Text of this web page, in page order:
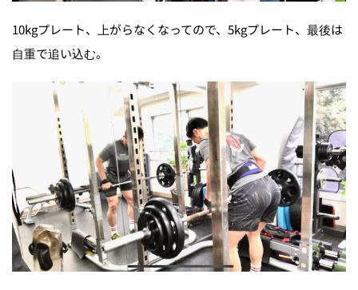
10kgプレート、上がらなくなってので、5kgプレート、最後は
自重で追い込む。